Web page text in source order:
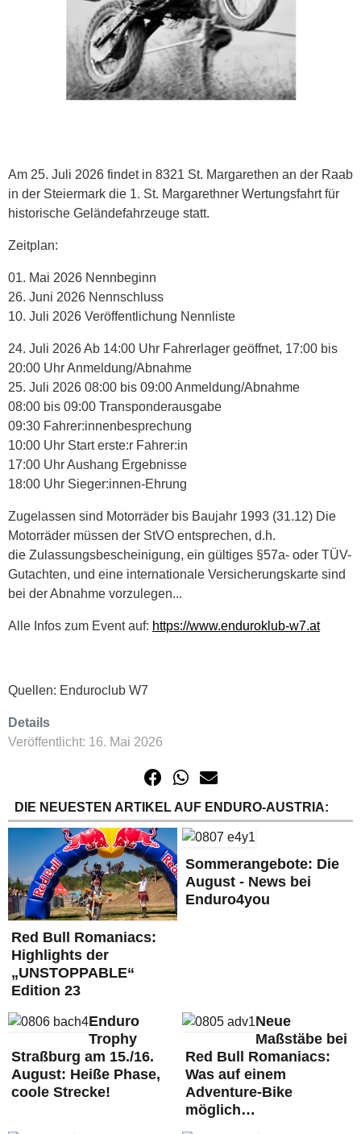
Am 25. Juli 2026 findet in 8321 St. Margarethen an der Raab
in der Steiermark die 1. St. Margarethner Wertungsfahrt für
historische Geländefahrzeuge statt.
Zeitplan:
01. Mai 2026 Nennbeginn
26. Juni 2026 Nennschluss
10. Juli 2026 Veröffentlichung Nennliste
24. Juli 2026 Ab 14:00 Uhr Fahrerlager geöffnet, 17:00 bis
20:00 Uhr Anmeldung/Abnahme
25. Juli 2026 08:00 bis 09:00 Anmeldung/Abnahme
08:00 bis 09:00 Transponderausgabe
09:30 Fahrer:innenbesprechung
10:00 Uhr Start erste:r Fahrer:in
17:00 Uhr Aushang Ergebnisse
18:00 Uhr Sieger:innen-Ehrung
Zugelassen sind Motorräder bis Baujahr 1993 (31.12) Die
Motorräder müssen der StVO entsprechen, d.h.
die Zulassungsbescheinigung, ein gültiges §57a- oder TÜV-
Gutachten, und eine internationale Versicherungskarte sind
bei der Abnahme vorzulegen...
Alle Infos zum Event auf: https://www.enduroklub-w7.at
Quellen: Enduroclub W7
Details
Veröffentlicht: 16. Mai 2026
DIE NEUESTEN ARTIKEL AUF ENDURO-AUSTRIA:
Red Bull Romaniacs:
Highlights der
„UNSTOPPABLE“
Edition 23
Sommerangebote: Die
August - News bei
Enduro4you
Enduro
Trophy
Straßburg am 15./16.
August: Heiße Phase,
coole Strecke!
Neue
Maßstäbe bei
Red Bull Romaniacs:
Was auf einem
Adventure-Bike
möglich…